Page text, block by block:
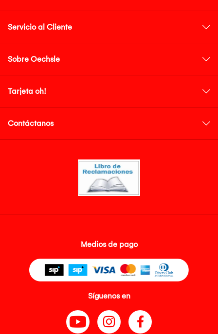
Servicio al Cliente
Sobre Oechsle
Tarjeta oh!
Contáctanos
Medios de pago
Síguenos en